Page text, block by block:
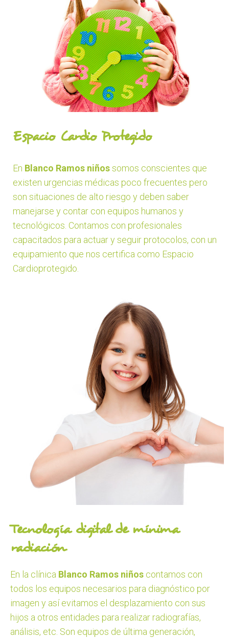
Espacio Cardio Protegido
En Blanco Ramos niñossomos conscientes que
existen urgencias médicas poco frecuentes pero
son situaciones de alto riesgo y deben saber
manejarse y contar con equipos humanos y
tecnológicos. Contamos con profesionales
capacitados para actuar y seguir protocolos, con un
equipamiento que nos certifica como Espacio
Cardioprotegido.
Tecnología digital de mínima
radiación
En la clínica Blanco Ramos niños contamos con
todos los equipos necesarios para diagnóstico por
imagen y así evitamos el desplazamiento con sus
hijos a otros entidades para realizar radiografías,
análisis, etc. Son equipos de última generación,